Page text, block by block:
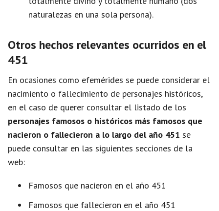
naturalezas en una sola persona).
Otros hechos relevantes ocurridos en el
451
En ocasiones como efemérides se puede considerar el
nacimiento o fallecimiento de personajes históricos,
en el caso de querer consultar el listado de los
personajes famosos o históricos más famosos que
nacieron o fallecieron a lo largo del año 451 se
puede consultar en las siguientes secciones de la
web:
Famosos que nacieron en el año 451
Famosos que fallecieron en el año 451